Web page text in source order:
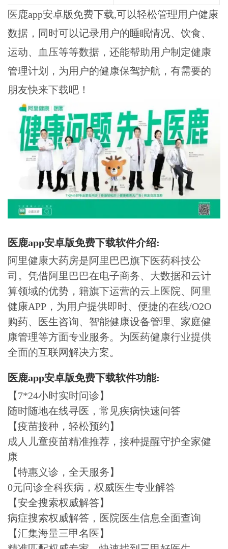
医鹿app安卓版免费下载,可以轻松管理用户健康
数据，同时可以记录用户的睡眠情况、饮食、
运动、血压等等数据，还能帮助用户制定健康
管理计划，为用户的健康保驾护航，有需要的
朋友快来下载吧！
医鹿app安卓版免费下载软件介绍:
阿里健康大药房是阿里巴巴旗下医药科技公
司。凭借阿里巴巴在电子商务、大数据和云计
算领域的优势，籍旗下运营的云上医院、阿里
健康APP，为用户提供即时、便捷的在线/O2O
购药、医生咨询、智能健康设备管理、家庭健
康管理等方面专业服务。为医药健康行业提供
全面的互联网解决方案。
医鹿app安卓版免费下载软件功能:
【7*24小时实时问诊】
随时随地在线寻医，常见疾病快速问答
【疫苗接种，轻松预约】
成人儿童疫苗精准推荐，接种提醒守护全家健
康
【特惠义诊，全天服务】
0元问诊全科疾病，权威医生专业解答
【安全搜索权威解答】
病症搜索权威解答，医院医生信息全面查询
【汇集海量三甲名医】